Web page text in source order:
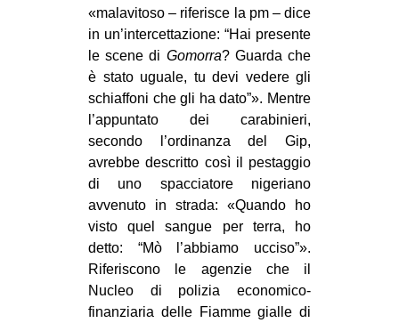
«malavitoso – riferisce la pm – dice
in un’intercettazione: “Hai presente
le scene di Gomorra? Guarda che
è stato uguale, tu devi vedere gli
schiaffoni che gli ha dato”». Mentre
l’appuntato dei carabinieri,
secondo l’ordinanza del Gip,
avrebbe descritto così il pestaggio
di uno spacciatore nigeriano
avvenuto in strada: «Quando ho
visto quel sangue per terra, ho
detto: “Mò l’abbiamo ucciso”».
Riferiscono le agenzie che il
Nucleo di polizia economico-
finanziaria delle Fiamme gialle di